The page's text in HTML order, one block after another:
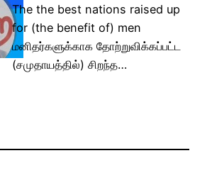
The the best nations raised up
for (the benefit of) men
மனிதர்களுக்காக தோற்றுவிக்கப்பட்ட
(சமுதாயத்தில்) சிறந்த…